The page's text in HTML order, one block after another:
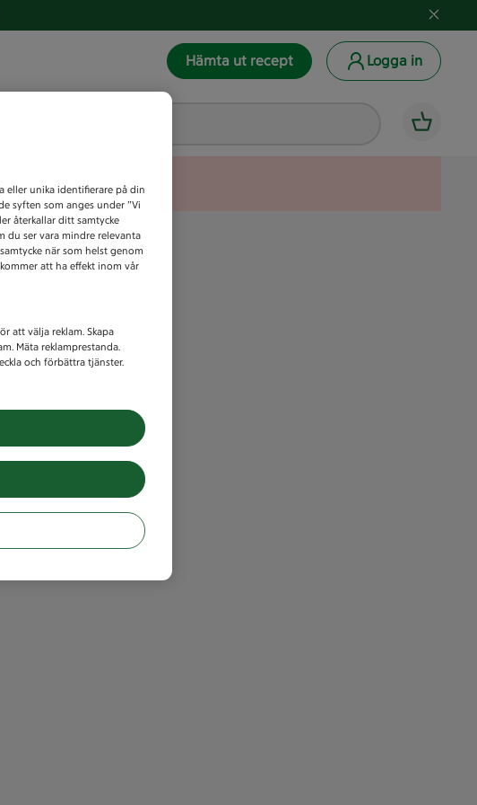
Hämta ut recept Logga in
error
eller unika identifierare på din
syften som anges under ”Vi
återkallar ditt samtycke
du ser vara mindre relevanta
när som helst genom
att ha effekt inom vår
att välja reklam. Skapa
Mäta reklamprestanda.
och förbättra tjänster.